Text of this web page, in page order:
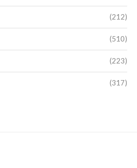
(212)
(510)
(223)
(317)